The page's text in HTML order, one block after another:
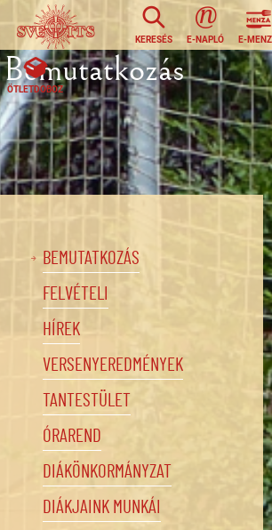
Ugrás a tartalomra
KERESÉS E-NAPLÓ E-
ÖTLETDOBOZ
Bemutatkozás
BEMUTATKOZÁS
FELVÉTELI
HÍREK
VERSENYEREDMÉNYEK
TANTESTÜLET
ÓRAREND
DIÁKÖNKORMÁNYZAT
DIÁKJAINK MUNKÁI